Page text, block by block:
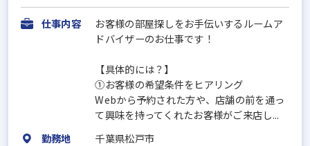
仕事内容
お客様の部屋探しをお手伝いするルームア
ドバイザーのお仕事です！
【具体的には？】
①お客様の希望条件をヒアリング
Webから予約された方や、店舗の前を通っ
て興味を持ってくれたお客様がご来店し...
勤務地
千葉県松戸市